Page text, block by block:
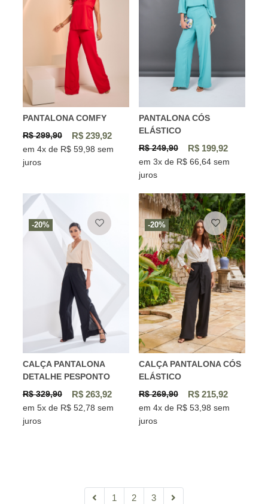
PANTALONA COMFY
R$ 299,90
R$ 239,92
em 4x de R$ 59,98 sem
juros
PANTALONA CÓS
ELÁSTICO
R$ 249,90
R$ 199,92
em 3x de R$ 66,64 sem
juros
-20%
CALÇA PANTALONA
DETALHE PESPONTO
R$ 329,90
R$ 263,92
em 5x de R$ 52,78 sem
juros
-20%
CALÇA PANTALONA CÓS
ELÁSTICO
R$ 269,90
R$ 215,92
em 4x de R$ 53,98 sem
juros
1 2 3